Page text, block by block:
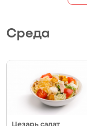
Среда
Цезарь салат